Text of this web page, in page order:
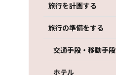
旅行を計画する
旅行の準備をする
交通手段・移動手段
ホテル